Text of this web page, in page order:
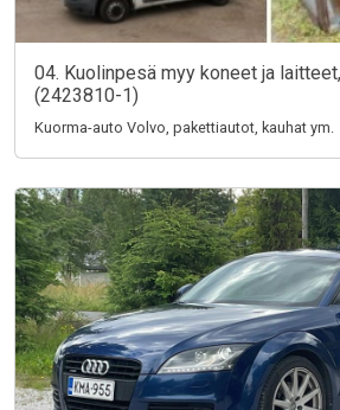
04. Kuolinpesä myy koneet ja
(2423810-1)
Kuorma-auto Volvo, pakettiautot, kauhat ym.